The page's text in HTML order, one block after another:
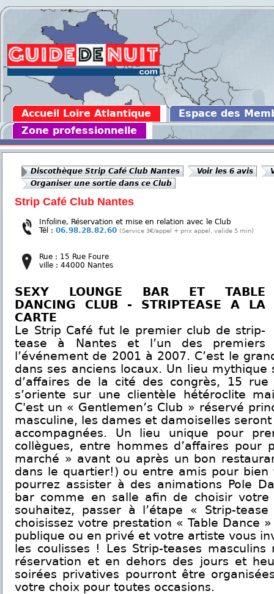
Accueil Loire Atlantique
Espace des
Zone professionnelle
Discothèque Strip Café Club Nantes Voir les 6 avis
Organiser une sortie dans ce Club
Strip Café Club Nantes
Infoline, Réservation et mise en relation avec le Club
Tél : 06.98.28.82.60 (Service 3€/appel + prix appel, valide 5 min)
Rue : 15 Rue Foure
ville : 44000 Nantes
SEXY LOUNGE BAR ET TABLE
DANCING CLUB - STRIPTEASE A LA
CARTE
Le Strip Café fut le premier club de strip-
tease à Nantes et l’un des
l’événement de 2001 à 2007. C’est le
dans ses anciens locaux. Un lieu
d’affaires de la cité des congrès, 15 rue
s’oriente sur une clientèle hétéroclite
C'est un « Gentlemen’s Club » réservé
masculine, les dames et damoiselles
accompagnées. Un lieu unique pour
collègues, entre hommes d’affaires pour
marché » avant ou après un bon
dans le quartier!) ou entre amis pour bien
pourrez assister à des animations Pole
bar comme en salle afin de choisir
souhaitez, passer à l’étape « Strip-
choisissez votre prestation « Table Dance
publique ou en privé et votre artiste vous
les coulisses ! Les Strip-teases masculins
réservation et en dehors des jours et
soirées privatives pourront être
votre choix pour toutes occasions.